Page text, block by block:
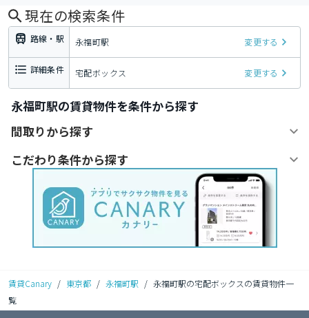
現在の検索条件
路線・駅 永福町駅 変更する
詳細条件 宅配ボックス 変更する
永福町駅の賃貸物件を条件から探す
間取りから探す
こだわり条件から探す
賃貸Canary / 東京都 / 永福町駅 / 永福町駅の宅配ボックスの賃貸物件一
覧